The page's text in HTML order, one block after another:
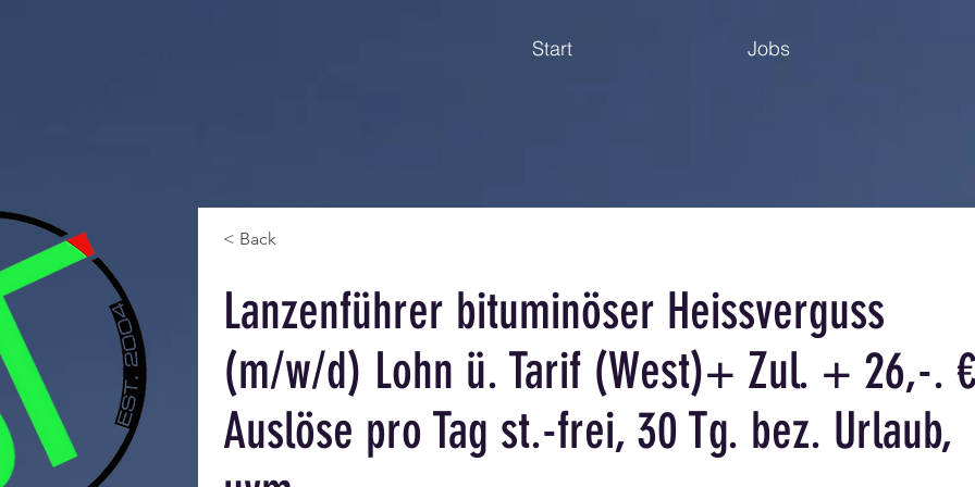
Start Jobs
< Back
Lanzenführer bituminöser Heissverguss
(m/w/d) Lohn ü. Tarif (West)+ Zul. + 26,-.
Auslöse pro Tag st.-frei, 30 Tg. bez. Urlaub,